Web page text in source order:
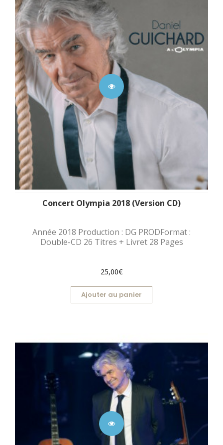
Concert Olympia 2018 (Version CD)
Année 2018 Production : DG PRODFormat :
Double-CD 26 Titres + Livret 28 Pages
25,00€
Ajouter au panier